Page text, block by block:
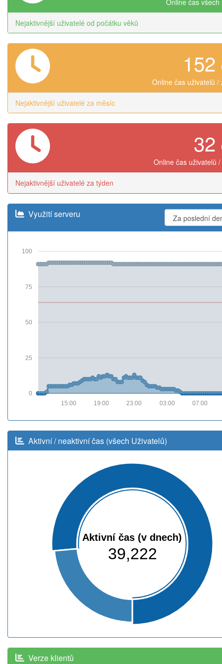
Nejaktivnější uživatelé od počátku věků
152
Online čas uživatelů /
Nejaktivnější uživatelé za měsíc
32
Online čas uživatelů
Nejaktivnější uživatelé za týden
Využití serveru
0
25
50
75
100
07:00
03:00
23:00
19:00
15:00
Aktivní / neaktivní čas (všech Uživatelů)
Aktivní čas (v dnech)
39,222
Verze klientů